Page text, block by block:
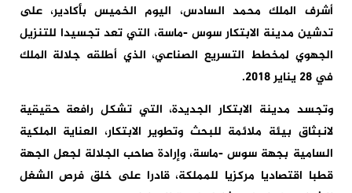
أشرف الملك محمد السادس، اليوم الخميس بأكادير، على
تدشين مدينة الابتكار سوس -ماسة، التي تعد تجسيدا للتنزيل
الجهوي لمخطط التسريع الصناعي، الذي أطلقه جلالة الملك
في 28 يناير 2018.
وتجسد مدينة الابتكار الجديدة، التي تشكل رافعة حقيقية
لانبثاق بيئة ملائمة للبحث وتطوير الابتكار، العناية الملكية
السامية بجهة سوس -ماسة، وإرادة صاحب الجلالة لجعل الجهة
قطبا اقتصاديا مركزيا للمملكة، قادرا على خلق فرص الشغل